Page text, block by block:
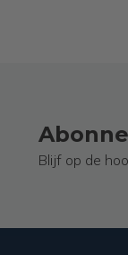
Blijf op de